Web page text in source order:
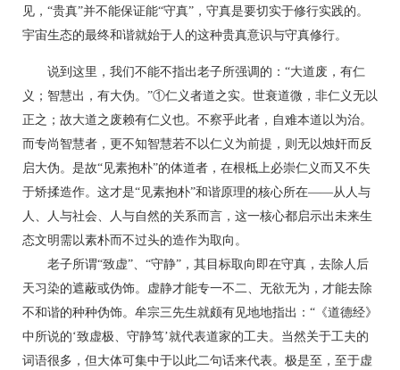
见，“贵真”并不能保证能“守真”，守真是要切实于修行实践的。
宇宙生态的最终和谐就始于人的这种贵真意识与守真修行。
说到这里，我们不能不指出老子所强调的：“大道废，有仁
义；智慧出，有大伪。”①仁义者道之实。世衰道微，非仁义无以
正之；故大道之废赖有仁义也。不察乎此者，自难本道以为治。
而专尚智慧者，更不知智慧若不以仁义为前提，则无以烛奸而反
启大伪。是故“见素抱朴”的体道者，在根柢上必崇仁义而又不失
于矫揉造作。这才是“见素抱朴”和谐原理的核心所在——从人与
人、人与社会、人与自然的关系而言，这一核心都启示出未来生
态文明需以素朴而不过头的造作为取向。
老子所谓“致虚”、“守静”，其目标取向即在守真，去除人后
天习染的遮蔽或伪饰。虚静才能专一不二、无欲无为，才能去除
不和谐的种种伪饰。牟宗三先生就颇有见地地指出：“《道德经》
中所说的‘致虚极、守静笃’就代表道家的工夫。当然关于工夫的
词语很多，但大体可集中于以此二句话来代表。极是至，至于虚